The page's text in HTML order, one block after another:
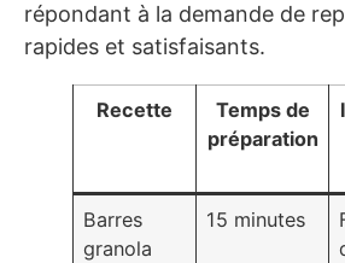
répondant à la demande de
rapides et satisfaisants.
Recette
Temps de
préparation
Barres
granola
15 minutes